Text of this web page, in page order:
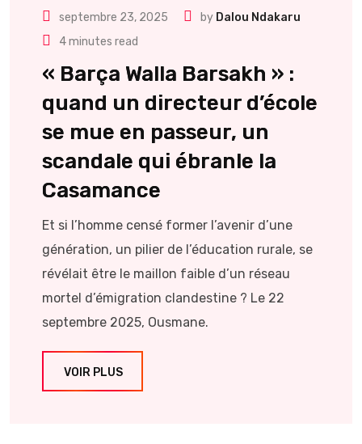
septembre 23, 2025 by Dalou Ndakaru
4 minutes read
« Barça Walla Barsakh » :
quand un directeur d’école
se mue en passeur, un
scandale qui ébranle la
Casamance
Et si l’homme censé former l’avenir d’une
génération, un pilier de l’éducation rurale, se
révélait être le maillon faible d’un réseau
mortel d’émigration clandestine ? Le 22
septembre 2025, Ousmane.
VOIR PLUS